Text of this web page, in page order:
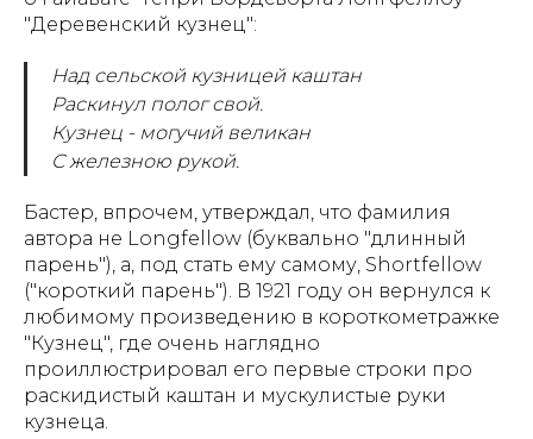
"Деревенский кузнец":
Над сельской кузницей каштан
Раскинул полог свой.
Кузнец - могучий великан
С железною рукой.
Бастер, впрочем, утверждал, что фамилия
автора не Longfellow (буквально "длинный
парень"), а, под стать ему самому, Shortfellow
("короткий парень"). В 1921 году он вернулся к
любимому произведению в короткометражке
"Кузнец", где очень наглядно
проиллюстрировал его первые строки про
раскидистый каштан и мускулистые руки
кузнеца.